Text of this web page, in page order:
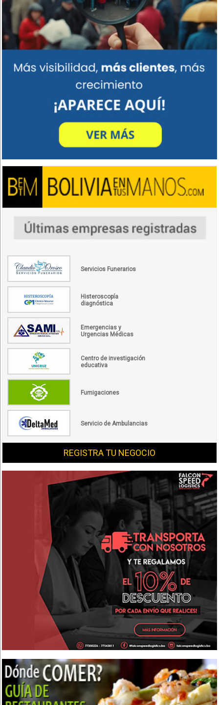
Servicios Funerarios
Histeroscopía
diagnóstica
Emergencias y
Urgencias Médicas
Centro de investigación
educativa
Fumigaciones
Servicio de Ambulancias
REGISTRA TU NEGOCIO